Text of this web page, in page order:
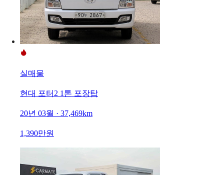
실매물
현대 포터2 1톤 포장탑
20년 03월 · 37,469km
1,390만원